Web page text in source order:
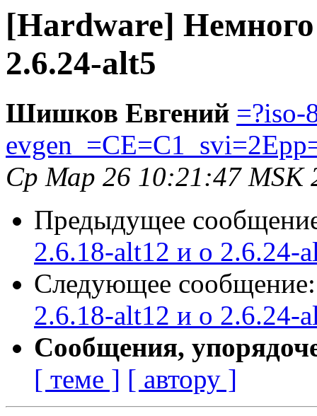
[Hardware] Немного
2.6.24-alt5
Шишков Евгений =?iso-
Ср Мар 26 10:21:47 MSK
Предыдущее
2.6.18-alt12 и о 2.6.24-
Следующее
2.6.18-alt12 и о 2.6.24-
Сообщения,
[ теме ] [ автору ]